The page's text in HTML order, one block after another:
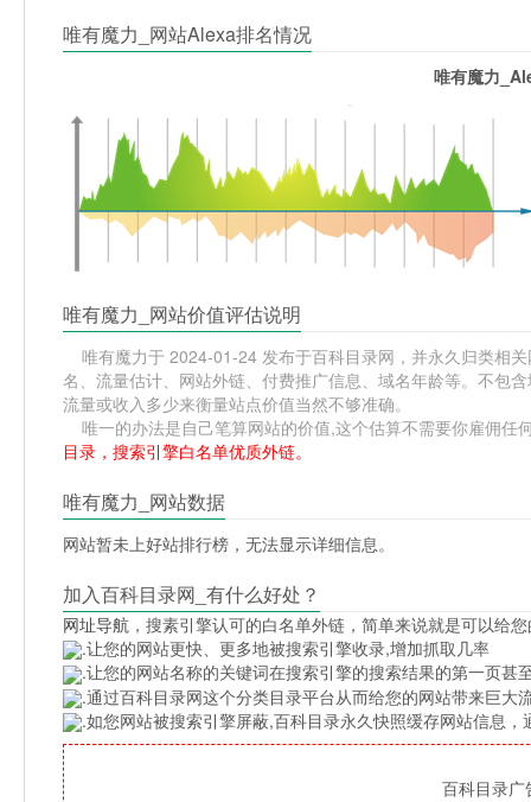
唯有魔力_网站Alexa排名情况
唯有魔力
唯有魔力_网站价值评估说明
唯有魔力于 2024-01-24 发布于百科目录网，并永久归类相
名、流量估计、网站外链、付费推广信息、域名年龄等。不包
流量或收入多少来衡量站点价值当然不够准确。
唯一的办法是自己笔算网站的价值,这个估算不需要你雇佣任
目录，搜索引擎白名单优质外链。
唯有魔力_网站数据
网站暂未上好站排行榜，无法显示详细信息。
加入百科目录网_有什么好处？
网址导航 ，搜素引擎认可的白名单外链，简单来说就是可以给
.让您的网站更快、更多地被搜索引擎收录,增加抓取几率
.让您的网站名称的关键词在搜索引擎的搜索结果的第一页甚
.通过百科目录网这个分类目录平台从而给您的网站带来巨大
.如您网站被搜索引擎屏蔽,百科目录永久快照缓存网站信息
百科目录